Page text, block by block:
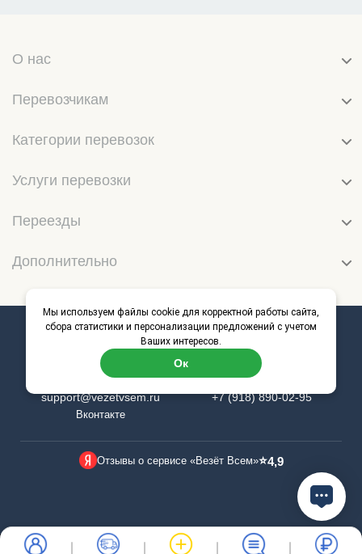
О нас
Перевозчикам
Категории перевозок
Услуги перевозки
Переезды
Дополнительно
Онлайн-сервис грузоперевозок
«Везёт Всем»
support@vezetvsem.ru
Вконтакте
+7 (918) 890-02-95
Отзывы о сервисе «Везёт Всем»⭐4,9
Мы используем файлы cookie для корректной работы сайта,
сбора статистики и персонализации предложений с учетом
Ваших интересов.
Ок